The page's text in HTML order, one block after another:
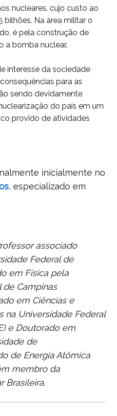
nucleares, cujo custo ao
bilhões. Na área militar o
é pela construção de
a bomba nuclear.
interesse da sociedade
para as
sendo devidamente
do país em um
provido de atividades
inicialmente no
, especializado em
associado
Federal de
em Física pela
de Campinas
em Ciências e
na Universidade Federal
e Doutorado em
de
de Energia Atômica
membro da
Brasileira.